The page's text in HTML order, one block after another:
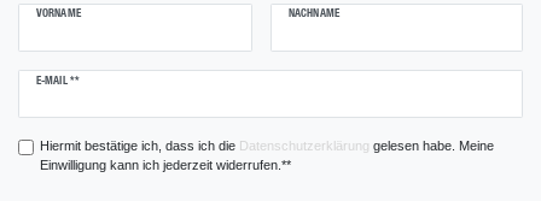
VORNAME NACHNAME
E-MAIL **
Newsletter
Hiermit bestätige ich, dass ich die Daten­schutz­erklärung gelesen habe. Meine
Einwilligung kann ich jederzeit widerrufen.**